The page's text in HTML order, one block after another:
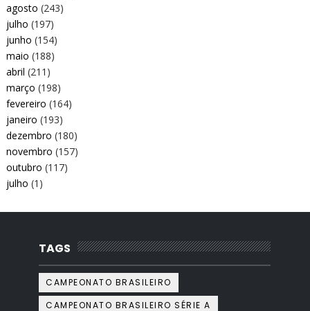
agosto (243)
julho (197)
junho (154)
maio (188)
abril (211)
março (198)
fevereiro (164)
janeiro (193)
dezembro (180)
novembro (157)
outubro (117)
julho (1)
TAGS
CAMPEONATO BRASILEIRO
CAMPEONATO BRASILEIRO SÉRIE A